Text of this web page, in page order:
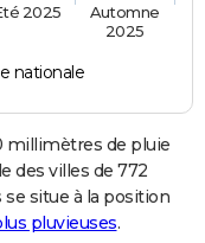
nationale
2025
Automne
2025
millimètres de pluie
des villes de 772
situe à la position
pluvieuses.